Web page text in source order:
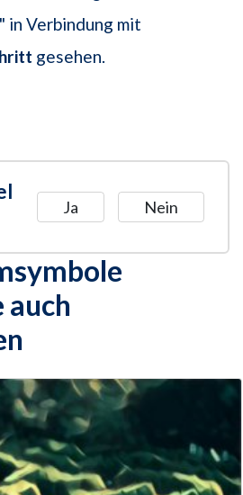
in Verbindung mit
gesehen.
Ja Nein
auch